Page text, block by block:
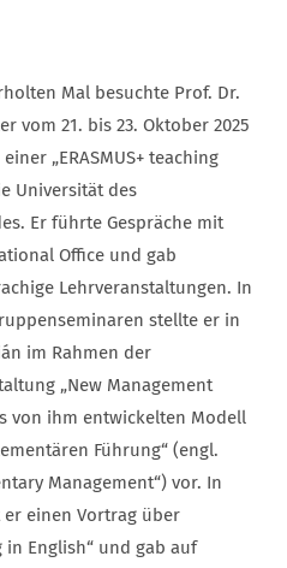
Mal besuchte Prof. Dr.
vom 21. bis 23. Oktober 2025
„ERASMUS+ teaching
Universität des
Er führte Gespräche mit
Office und gab
Lehrveranstaltungen. In
stellte er in
im Rahmen der
„New Management
von ihm entwickelten Modell
Führung“ (engl.
Management“) vor. In
einen Vortrag über
in English“ und gab auf